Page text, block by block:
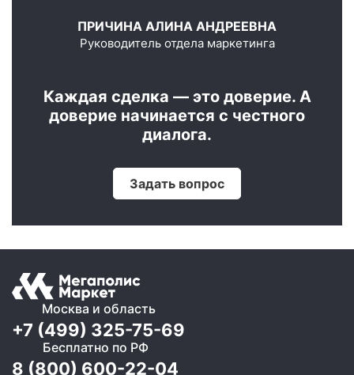
ПРИЧИНА АЛИНА АНДРЕЕВНА
Руководитель отдела маркетинга
Каждая сделка — это доверие. А
доверие начинается с честного
диалога.
Задать вопрос
Москва и область
+7 (499) 325-75-69
Бесплатно по РФ
8 (800) 600-22-04